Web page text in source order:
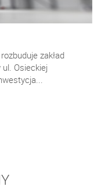
zakład
Osieckiej